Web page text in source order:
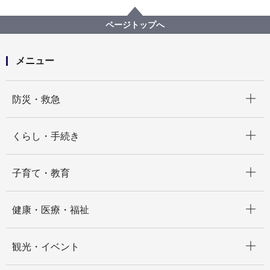
感染症発生状況資料集
横浜市感染症発生動向調査事業概要
横浜市感染症発生動向調査事業概要／令和5年（2023
ページトップへ
メニュー
防災・救急
くらし・手続き
子育て・教育
健康・医療・福祉
観光・イベント